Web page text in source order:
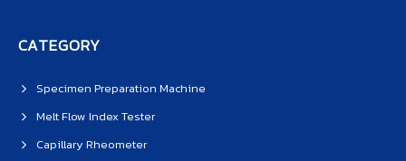
CATEGORY
Specimen Preparation Machine
Melt Flow Index Tester
Capillary Rheometer